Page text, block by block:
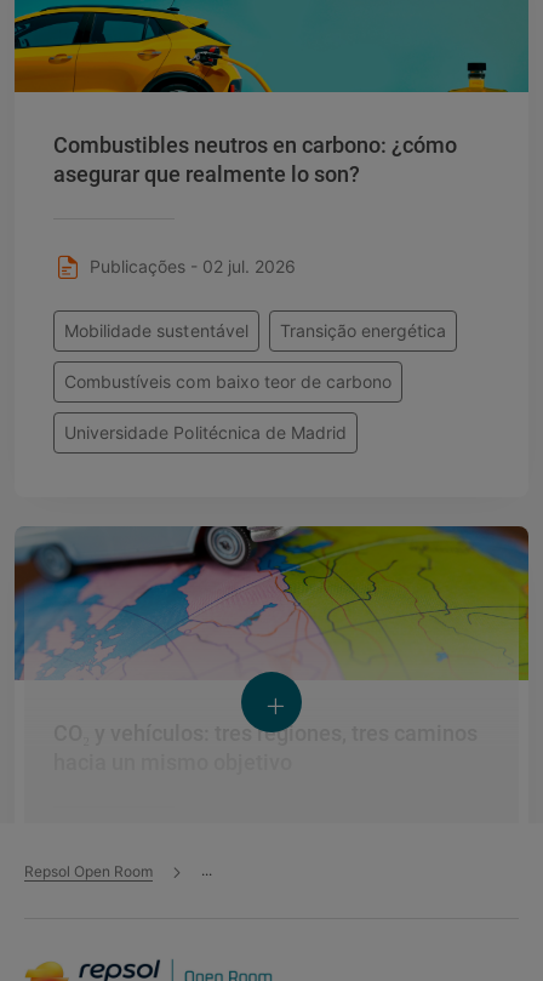
Combustibles neutros en carbono: ¿cómo
asegurar que realmente lo son?
Publicações - 02 jul. 2026
Mobilidade sustentável Transição energética
Combustíveis com baixo teor de carbono
Universidade Politécnica de Madrid
CO₂ y vehículos: tres regiones, tres caminos
Combustíveis com baixo teor de carbono
Repsol Open Room ...